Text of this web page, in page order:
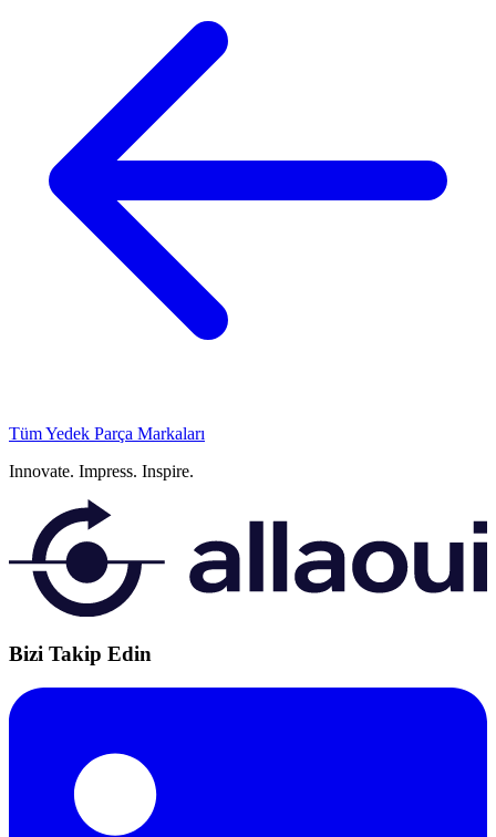
Tüm Yedek Parça Markaları
Innovate. Impress. Inspire.
Bizi Takip Edin